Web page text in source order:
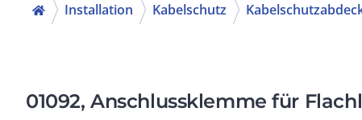
Installation Kabelschutz
01092, Anschlussklemme für